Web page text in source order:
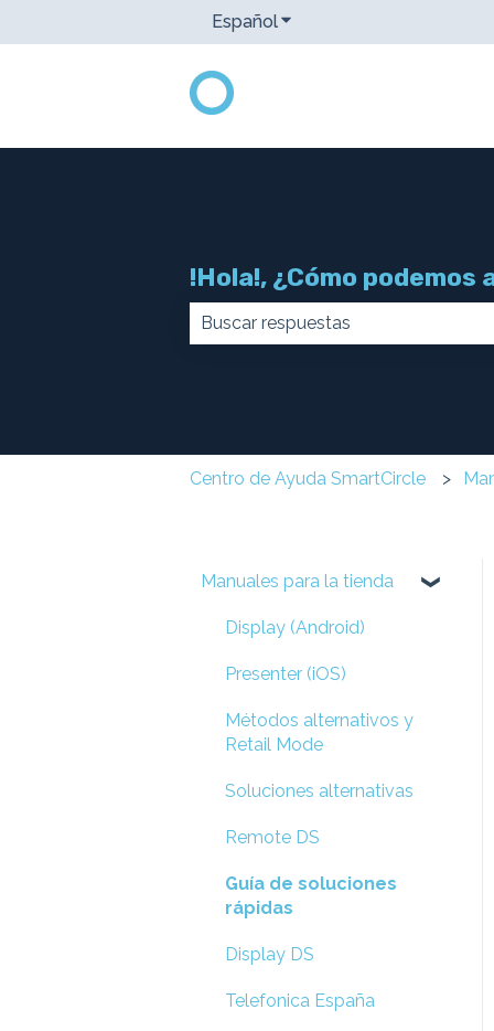
EspañolTraducciones de Mostrar
!Hola!, ¿Cómo podemos
Centro de Ayuda SmartCircle
Manuales para la tienda
Display (Android)
Presenter (iOS)
Métodos alternativos y
Retail Mode
Soluciones alternativas
Remote DS
Guía de soluciones
rápidas
Display DS
Telefonica España